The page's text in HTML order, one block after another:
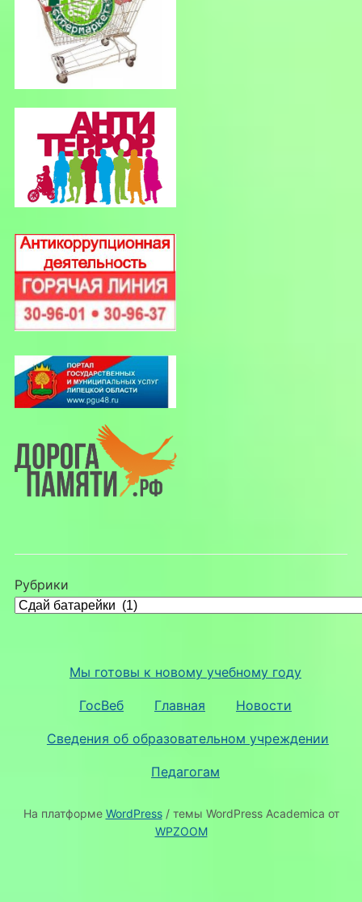
Рубрики
Мы готовы к новому учебному году
ГосВеб Главная Новости
Сведения об образовательном учреждении
Педагогам
На платформе WordPress/ темы WordPress Academica от
WPZOOM